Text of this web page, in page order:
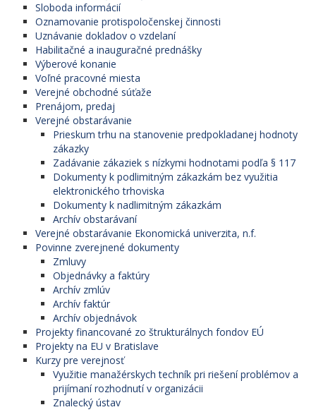
Sloboda informácií
Oznamovanie protispoločenskej činnosti
Uznávanie dokladov o vzdelaní
Habilitačné a inauguračné prednášky
Výberové konanie
Voľné pracovné miesta
Verejné obchodné súťaže
Prenájom, predaj
Verejné obstarávanie
Prieskum trhu na stanovenie predpokladanej hodnoty
zákazky
Zadávanie zákaziek s nízkymi hodnotami podľa § 117
Dokumenty k podlimitným zákazkám bez využitia
elektronického trhoviska
Dokumenty k nadlimitným zákazkám
Archív obstarávaní
Verejné obstarávanie Ekonomická univerzita, n.f.
Povinne zverejnené dokumenty
Zmluvy
Objednávky a faktúry
Archív zmlúv
Archív faktúr
Archív objednávok
Projekty financované zo štrukturálnych fondov EÚ
Projekty na EU v Bratislave
Kurzy pre verejnosť
Využitie manažérskych techník pri riešení problémov a
prijímaní rozhodnutí v organizácii
Znalecký ústav